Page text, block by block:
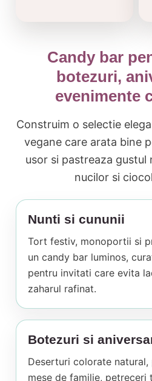
Candy bar
botezuri,
evenimente
Construim o selectie
vegane care arata bine
usor si pastreaza gustul
nucilor si
Nunti si cununii
Tort festiv, monoportii si
un candy bar luminos,
pentru invitati care evita
zaharul rafinat.
Botezuri si
Deserturi colorate
mese de familie, petreceri